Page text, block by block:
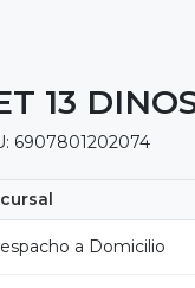
13
6907801202074
a Domicilio